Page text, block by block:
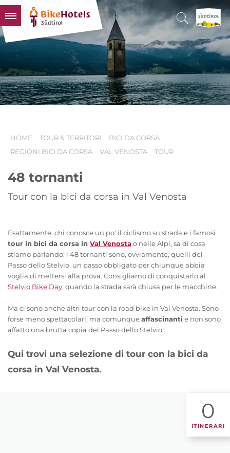
BIKEHOTELS
HOTELS & PACCHETTI
TOUR & TERRITORI
L'ALTO ADIGE & NOI
HOME TOUR & TERRITORI
BICI DA CORSA
REGIONI BICI DA CORSA
VAL VENOSTA TOUR
48 tornanti
Tour con la bici da corsa in Val Venosta
Esattamente, chi conosce un po' il ciclismo su strada e i famosi
tour in bici da corsa in Val Venostao nelle Alpi, sa di cosa
stiamo parlando: i 48 tornanti sono, ovviamente, quelli del
Passo dello Stelvio, un passo obbligato per chiunque abbia
voglia di mettersi alla prova. Consigliamo di conquistarlo al
Stelvio Bike Day, quando la strada sarà chiusa per le macchine.
Ma ci sono anche altri tour con la road bike in Val Venosta. Sono
forse meno spettacolari, ma comunqueaffascinanti e non sono
affatto una brutta copia del Passo dello Stelvio.
Qui trovi una selezione di tour con la bici da
corsa in Val Venosta.
0
ITINERARI